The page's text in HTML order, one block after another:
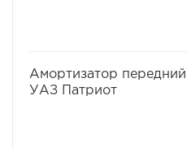
Амортизатор
УАЗ Патриот